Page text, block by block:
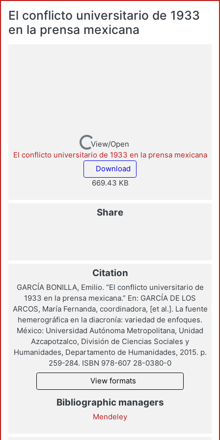
El conflicto universitario de 1933
en la prensa mexicana
Loading...View/Open
El conflicto universitario de 1933 en la prensa mexicana
Download
669.43 KB
Share
Citation
GARCÍA BONILLA, Emilio. “El conflicto universitario de
1933 en la prensa mexicana.” En: GARCÍA DE LOS
ARCOS, María Fernanda, coordinadora, [et al.]. La fuente
hemerográfica en la diacronía: variedad de enfoques.
México: Universidad Autónoma Metropolitana, Unidad
Azcapotzalco, División de Ciencias Sociales y
Humanidades, Departamento de Humanidades, 2015. p.
259-284. ISBN 978-607 28-0380-0
View formats
Bibliographic managers
Mendeley